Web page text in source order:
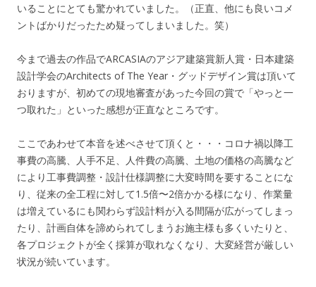
いることにとても驚かれていました。（正直、他にも良いコメ
ントばかりだったため疑ってしまいました。笑）
今まで過去の作品でARCASIAのアジア建築賞新人賞・日本建築
設計学会のArchitects of The Year・グッドデザイン賞は頂いて
おりますが、初めての現地審査があった今回の賞で「やっと一
つ取れた」といった感想が正直なところです。
ここであわせて本音を述べさせて頂くと・・・コロナ禍以降工
事費の高騰、人手不足、人件費の高騰、土地の価格の高騰など
により工事費調整・設計仕様調整に大変時間を要することにな
り、従来の全工程に対して1.5倍〜2倍かかる様になり、作業量
は増えているにも関わらず設計料が入る間隔が広がってしまっ
たり、計画自体を諦められてしまうお施主様も多くいたりと、
各プロジェクトが全く採算が取れなくなり、大変経営が厳しい
状況が続いています。